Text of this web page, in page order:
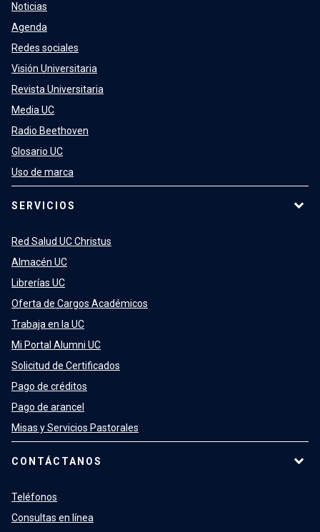
Noticias
Agenda
Redes sociales
Visión Universitaria
Revista Universitaria
Media UC
Radio Beethoven
Glosario UC
Uso de marca
SERVICIOS
Red Salud UC Christus
Almacén UC
Librerías UC
Oferta de Cargos Académicos
Trabaja en la UC
Mi Portal Alumni UC
Solicitud de Certificados
Pago de créditos
Pago de arancel
Misas y Servicios Pastorales
CONTÁCTANOS
Teléfonos
Consultas en línea